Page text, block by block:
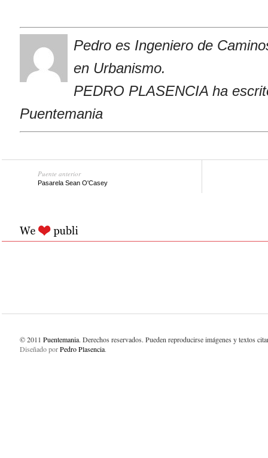
Pedro es Ingeniero de
en Urbanismo.
PEDRO PLASENCIA ha
Puentemania
Puente anterior
Pasarela Sean O'Casey
© 2011 Puentemania. Derechos reservados. Pueden reproducirse imágenes y textos
Diseñado porPedro Plasencia.